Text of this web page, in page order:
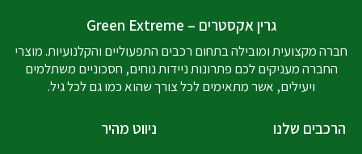
גרין אקסטרים – Green Extreme
חברה מקצועית ומובילה בתחום רכבים התפעוליים והקלנועיות. מוצרי
החברה מעניקים לכם פתרונות ניידות נוחים, חסכוניים משתלמים
ויעילים, אשר מתאימים לכל צורך שהוא כמו גם לכל גיל.
הרכבים שלנו ניווט מהיר